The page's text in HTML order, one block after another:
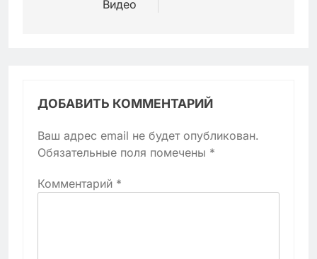
Видео
ДОБАВИТЬ КОММЕНТАРИЙ
Ваш адрес email не будет опубликован.
Обязательные поля помечены *
Комментарий *